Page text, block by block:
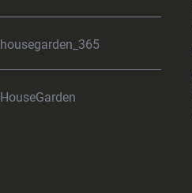
housegarden_365
HouseGarden